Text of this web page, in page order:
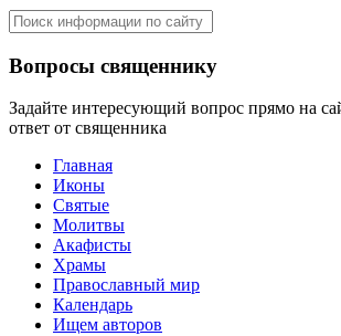
Вопросы священнику
Задайте интересующий вопрос прямо на
ответ от священника
Главная
Иконы
Святые
Молитвы
Акафисты
Храмы
Православный мир
Календарь
Ищем авторов